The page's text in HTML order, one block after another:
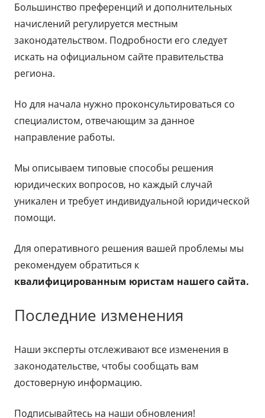
Большинство преференций и дополнительных
начислений регулируется местным
законодательством. Подробности его следует
искать на официальном сайте правительства
региона.
Но для начала нужно проконсультироваться со
специалистом, отвечающим за данное
направление работы.
Мы описываем типовые способы решения
юридических вопросов, но каждый случай
уникален и требует индивидуальной юридической
помощи.
Для оперативного решения вашей проблемы мы
рекомендуем обратиться к
квалифицированным юристам нашего сайта.
Последние изменения
Наши эксперты отслеживают все изменения в
законодательстве, чтобы сообщать вам
достоверную информацию.
Подписывайтесь на наши обновления!